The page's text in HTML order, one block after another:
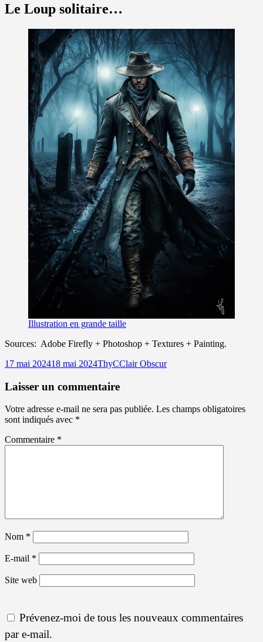
Le Loup solitaire…
Illustration en grande taille
Sources: Adobe Firefly + Photoshop + Textures + Painting.
Publié
17 mai 202418 mai 2024Auteur
ThyCCatégories
Clair Obscur
Laisser un commentaire
Votre adresse e-mail ne sera pas publiée. Les champs obligatoires
sont indiqués avec *
Commentaire *
Nom *
E-mail *
Site web
Prévenez-moi de tous les nouveaux commentaires
par e-mail.